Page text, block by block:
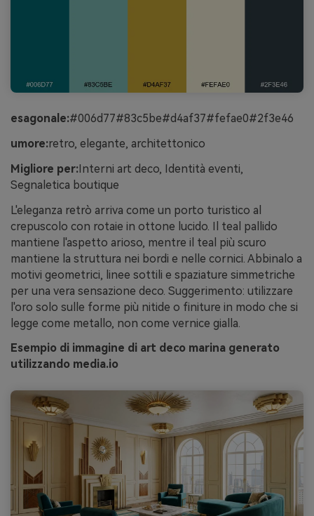
esagonale:#006d77#83c5be#d4af37#fefae0#2f3e46
umore:retro, elegante, architettonico
Migliore per:Interni art deco, Identità eventi,
Segnaletica boutique
L'eleganza retrò arriva come un porto turistico al
crepuscolo con rotaie in ottone lucido. Il teal pallido
mantiene l'aspetto arioso, mentre il teal più scuro
mantiene la struttura nei bordi e nelle cornici. Abbinalo a
motivi geometrici, linee sottili e spaziature simmetriche
per una vera sensazione deco. Suggerimento: utilizzare
l'oro solo sulle forme più nitide o finiture in modo che si
legge come metallo, non come vernice gialla.
Esempio di immagine di art deco marina generato
utilizzando media.io